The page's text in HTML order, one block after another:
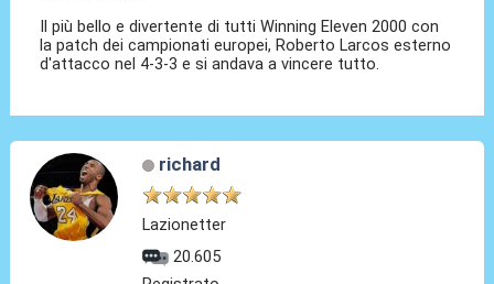
Il più bello e divertente di tutti Winning Eleven 2000 con
la patch dei campionati europei, Roberto Larcos esterno
d'attacco nel 4-3-3 e si andava a vincere tutto.
richard
Lazionetter
20.605